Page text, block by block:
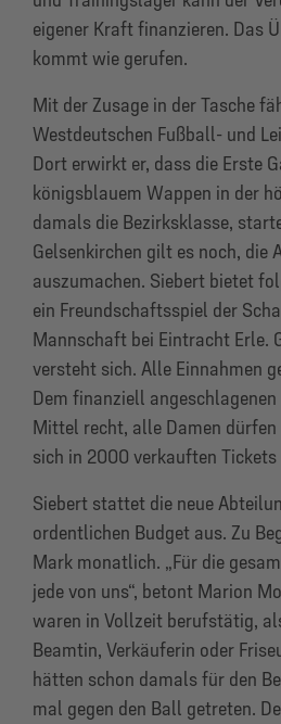
eigener Kraft finanzieren. Das
kommt wie gerufen.
Mit der Zusage in der Tasche
Westdeutschen Fußball- und
Dort erwirkt er, dass die Erste
königsblauem Wappen in der
damals die Bezirksklasse,
Gelsenkirchen gilt es noch, die
auszumachen. Siebert bietet
ein Freundschaftsspiel der
Mannschaft bei Eintracht Erle.
versteht sich. Alle Einnahmen
Dem finanziell
Mittel recht, alle Damen dürfen
sich in 2000 verkauften Tickets
Siebert stattet die neue
ordentlichen Budget aus. Zu
Mark monatlich. „Für die
jede von uns“, betont Marion
waren in Vollzeit berufstätig,
Beamtin, Verkäuferin oder
hätten schon damals für den
mal gegen den Ball getreten.